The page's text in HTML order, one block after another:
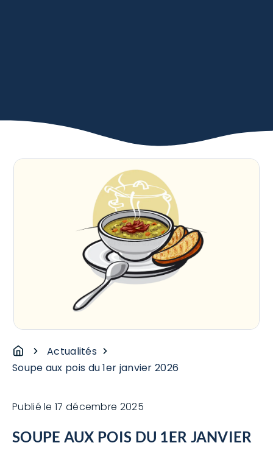
Actualités
Soupe aux pois du 1er janvier 2026
Publié le 17 décembre 2025
SOUPE AUX POIS DU 1ER JANVIER